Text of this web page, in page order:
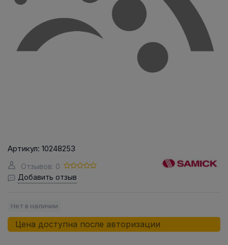
Артикул: 10248253
Отзывов: 0
Добавить отзыв
Нет в наличии
Цена доступна после авторизации